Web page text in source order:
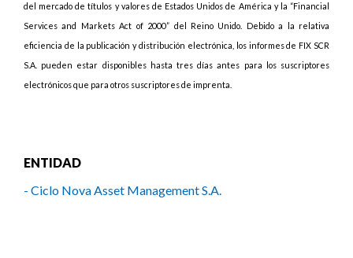
del mercado de títulos y valores de Estados Unidos de América y la “Financial
Services and Markets Act of 2000” del Reino Unido. Debido a la relativa
eficiencia de la publicación y distribución electrónica, los informes de FIX SCR
S.A. pueden estar disponibles hasta tres días antes para los suscriptores
electrónicos que para otros suscriptores de imprenta.
ENTIDAD
- Ciclo Nova Asset Management S.A.